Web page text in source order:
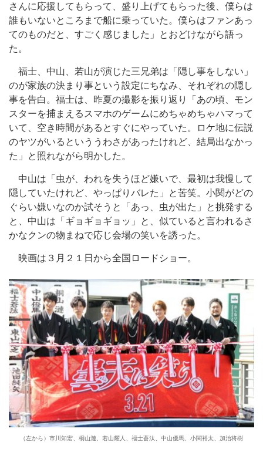
さんに応援してもらって、盛り上げてもらった後、僕らは
誰もいないところまで船に乗っていた。僕らはファンあっ
てのものだと、すごく感じました」とおどけながら語っ
た。
福士、中山、若山が演じた三兄弟は「隠し事をしない」
のが家族の決まり事という設定にちなみ、それぞれの隠し
事を告白。福士は、昨夏の撮影を振り返り「あの頃、モン
スターを捕まえるスマホのゲームにめちゃめちゃハマって
いて、空き時間があるとすぐにやっていた。ロケ地に伝説
のヤツがいるといううわさがあったけれど、結局出なかっ
た」と照れながら明かした。
中山は「虫が、われを失うほど嫌いで、最初は我慢して
隠していたけれど、やっぱりバレた」と苦笑。小関がどの
ぐらい嫌いなのか試そうと「あっ、虫が出た」と挑発する
と、中山は「ギョギョギョッ」と、似ていると言われるさ
かなクンの物まねで応じ会場の笑いを誘った。
映画は３月２１日から全国ロードショー。
（左から）市川知宏、桐山漣、若山耀人、福士蒼汰、中山優馬、小関裕太、加治将樹